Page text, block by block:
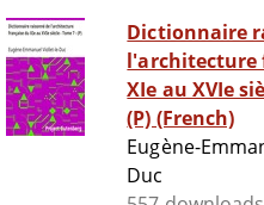
Dictionnaire
l'architecture
XIe au XVIe
(P) (French)
Eugène-
Duc